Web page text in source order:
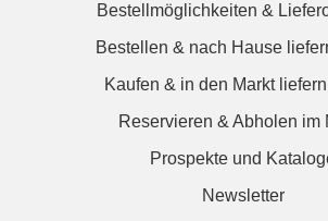
Bestellmöglichkeiten &
Bestellen & nach Hause
Kaufen & in den Markt
Reservieren & Abholen im
Prospekte und
Newsletter